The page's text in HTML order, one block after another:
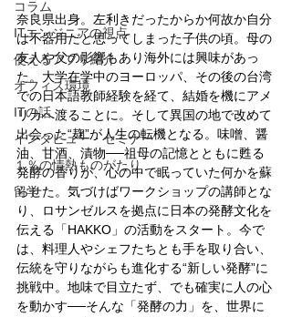
コラム
ITエンジニアの視点
使えるアプリ紹介
オフィス環境
ITの話
インタビュー・セミナー
１％の情熱ものがたり
留学
奈良県出身。左利きだったからか何故か自分
は不器用だと思ってしまった子供の頃。母の
友人や父の影響もあり海外には興味があっ
た。大学在学中のヨーロッパ、その後の台湾
での日本語教師経験を経て、結婚を機にアメ
リカへ渡ることに。そして異国の地で改めて
出会った“麹”が人生の転機となる。味噌、醤
油、甘酒、漬物──祖母の記憶とともに甦る
発酵の香りが、心の中で眠っていた何かを蘇
らせた。気づけばワークショップの講師とな
り、ロサンゼルスを拠点に日本の発酵文化を
伝える「HAKKO」の活動をスタート。今で
は、料理人やシェフたちとも手を取り合い、
伝統を守りながらも進化する“新しい発酵”に
挑戦中。地味で目立たず、でも確実に人の心
を動かす──そんな「発酵の力」を、世界に